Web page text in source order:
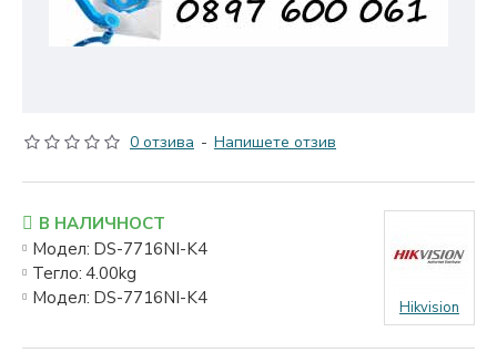
0 отзива - Напишете отзив
В НАЛИЧНОСТ
Модел: DS-7716NI-K4
Тегло: 4.00kg
Модел: DS-7716NI-K4 Hikvision